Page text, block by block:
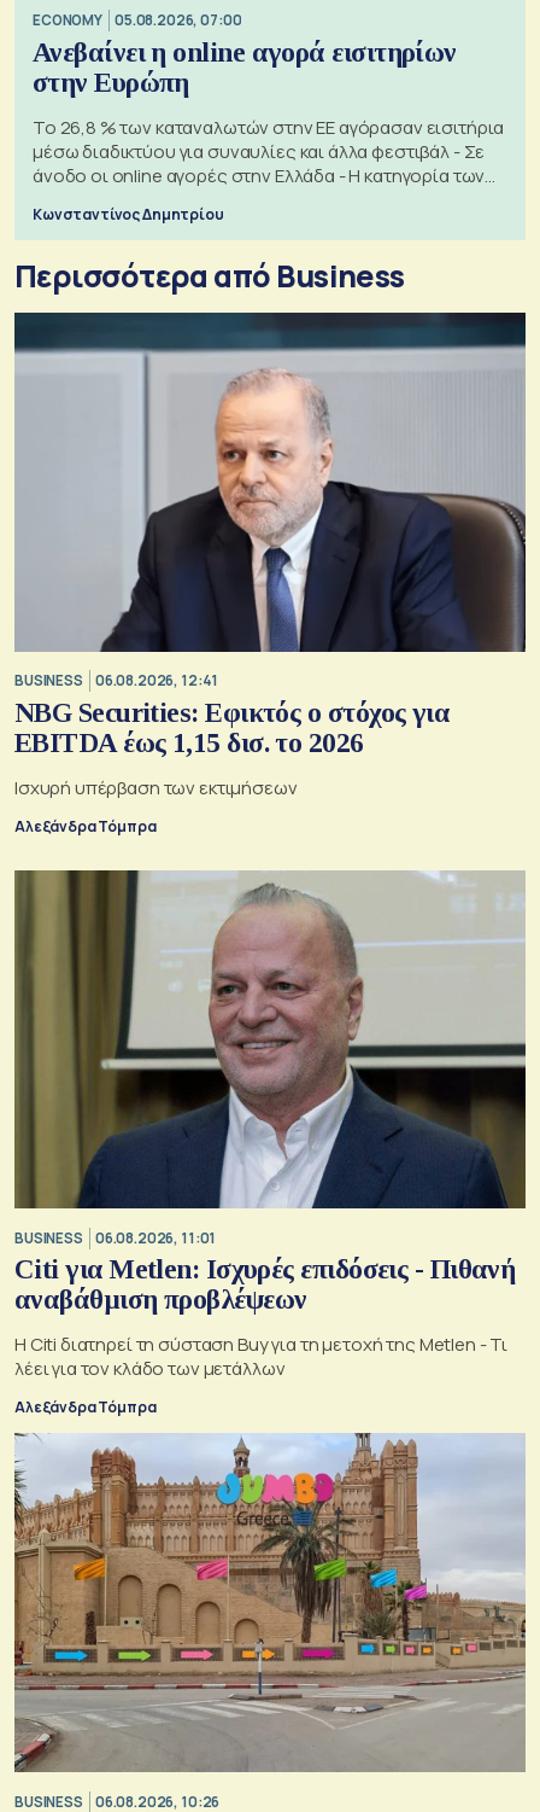
ECONOMY 05.08.2026, 07:00
Ανεβαίνει η online αγορά εισιτηρίων
στην Ευρώπη
Το 26,8 % των καταναλωτών στην ΕΕ αγόρασαν εισιτήρια
μέσω διαδικτύου για συναυλίες και άλλα φεστιβάλ - Σε
άνοδο οι online αγορές στην Ελλάδα - Η κατηγορία των
Κωνσταντίνος Δημητρίου
Περισσότερα από Business
BUSINESS 06.08.2026, 12:41
NBG Securities: Εφικτός ο στόχος για
EBITDA έως 1,15 δισ. το 2026
Ισχυρή υπέρβαση των εκτιμήσεων
Αλεξάνδρα Τόμπρα
BUSINESS 06.08.2026, 11:01
Citi για Metlen: Ισχυρές επιδόσεις - Πιθανή
αναβάθμιση προβλέψεων
Η Citi διατηρεί τη σύσταση Buy για τη μετοχή της Metlen - Τι
λέει για τον κλάδο των μετάλλων
Αλεξάνδρα Τόμπρα
BUSINESS 06.08.2026, 10:26